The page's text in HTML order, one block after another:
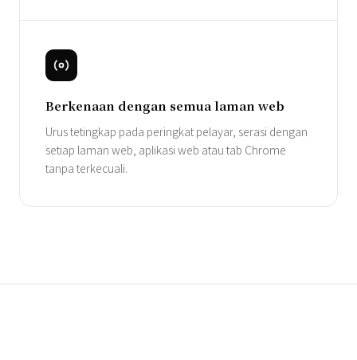
Berkenaan dengan semua laman web
Urus tetingkap pada peringkat pelayar, serasi dengan
setiap laman web, aplikasi web atau tab Chrome
tanpa terkecuali.